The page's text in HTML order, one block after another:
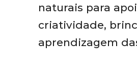
naturais para
criatividade,
aprendizagem